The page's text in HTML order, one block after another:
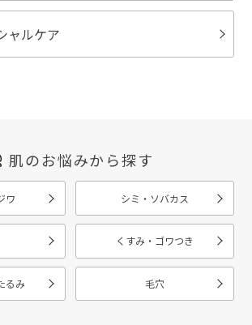
ャルケア
肌のお悩みから探す
ワ シミ・ソバカス
くすみ・ゴワつき
るみ 毛穴